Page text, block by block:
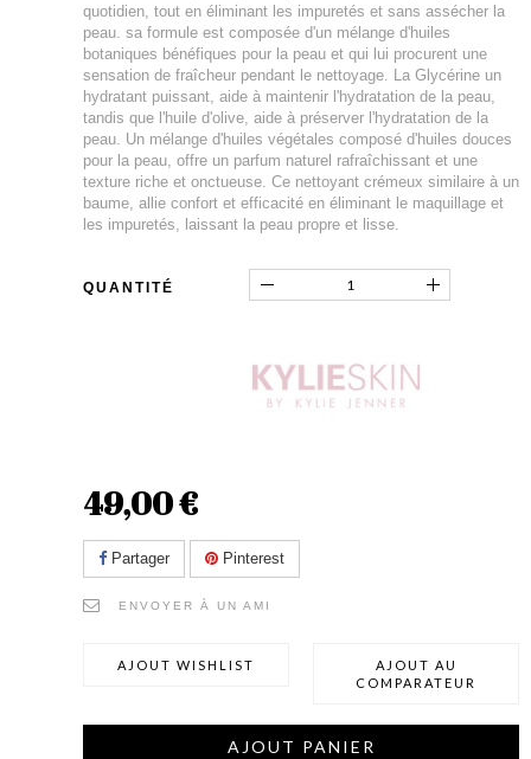
quotidien, tout en éliminant les impuretés et sans assécher la
peau. sa formule est composée d'un mélange d'huiles
botaniques bénéfiques pour la peau et qui lui procurent une
sensation de fraîcheur pendant le nettoyage. La Glycérine un
hydratant puissant, aide à maintenir l'hydratation de la peau,
tandis que l'huile d'olive, aide à préserver l'hydratation de la
peau. Un mélange d'huiles végétales composé d'huiles douces
pour la peau, offre un parfum naturel rafraîchissant et une
texture riche et onctueuse. Ce nettoyant crémeux similaire à un
baume, allie confort et efficacité en éliminant le maquillage et
les impuretés, laissant la peau propre et lisse.
QUANTITÉ
49,00 €
Partager Pinterest
ENVOYER À UN AMI
AJOUT WISHLIST
AJOUT AU
COMPARATEUR
AJOUT PANIER